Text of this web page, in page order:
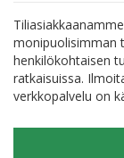
monipuolisimman
henkilökohtaisen
ratkaisuissa.
verkkopalvelu on